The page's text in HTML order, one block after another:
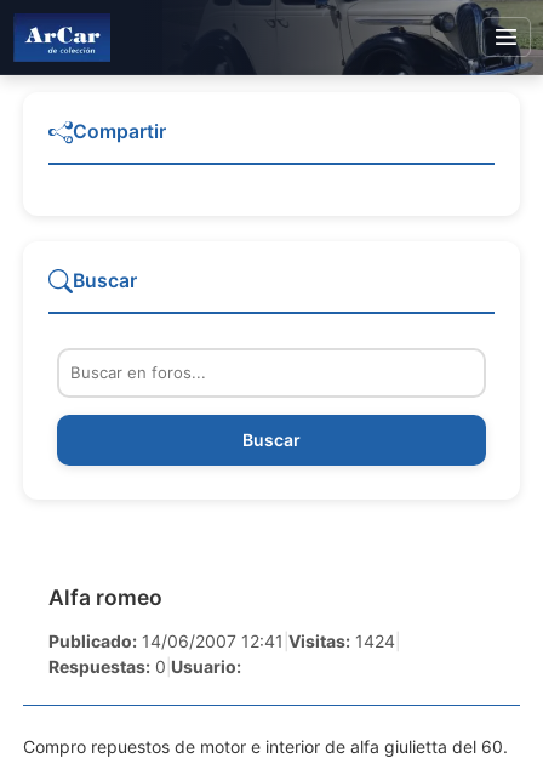
Alfa romeo
Publicado: 14/06/2007 12:41 Visitas: 1424
Respuestas: 0 Usuario:
Compro repuestos de motor e interior de alfa giulietta del 60.
Compartir
Buscar
Buscar